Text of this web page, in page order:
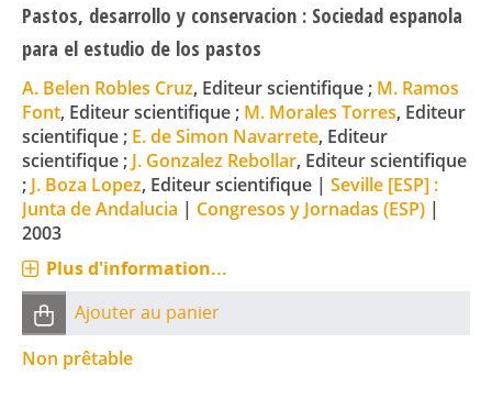
Pastos, desarrollo y conservacion : Sociedad espanola
para el estudio de los pastos
A. Belen Robles Cruz, Editeur scientifique ; M. Ramos
Font, Editeur scientifique ; M. Morales Torres, Editeur
scientifique ; E. de Simon Navarrete, Editeur
scientifique ; J. Gonzalez Rebollar, Editeur scientifique
; J. Boza Lopez, Editeur scientifique | Seville [ESP] :
Junta de Andalucia | Congresos y Jornadas (ESP) |
2003
Plus d'information...
Ajouter au panier
Non prêtable